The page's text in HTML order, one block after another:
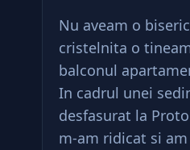
Nu aveam o
cristelnita o
balconul
In cadrul unei
desfasurat la
m-am ridicat si